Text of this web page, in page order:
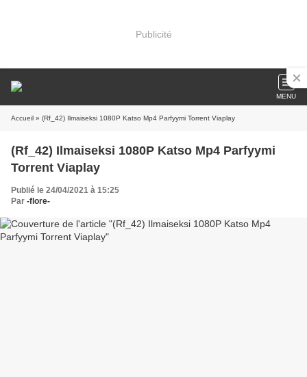
Publicité
MENU
Accueil » (Rf_42) Ilmaiseksi 1080P Katso Mp4 Parfyymi Torrent Viaplay
(Rf_42) Ilmaiseksi 1080P Katso Mp4 Parfyymi
Torrent Viaplay
Publié le 24/04/2021 à 15:25
Par -flore-